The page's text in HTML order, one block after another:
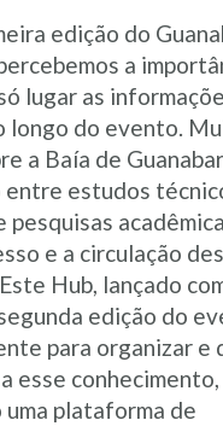
edição do
a
lugar as
longo do evento.
a Baía de
estudos
e a circulação
Hub, lançado
edição do
para organizar e
esse
uma plataforma de